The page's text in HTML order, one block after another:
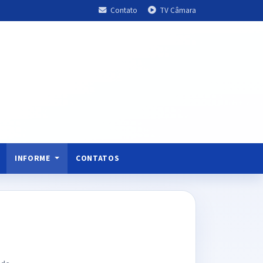
Contato TV Câmara
INFORME CONTATOS